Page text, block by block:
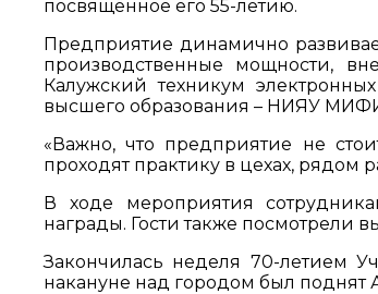
посвящённое его 55-летию.
Предприятие динамично
производственные мощности,
Калужский техникум
высшего образования – НИЯУ
«Важно, что предприятие не
проходят практику в цехах, рядом
В ходе мероприятия
награды. Гости также посмотрели
Закончилась неделя 70-летием
накануне над городом был поднят